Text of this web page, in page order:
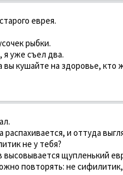
еврея.
рыбки.
я уже съел два.
кушайте на здоровье, кто
распахивается, и оттуда
не у тебя?
высовывается щупленький
повторять: не